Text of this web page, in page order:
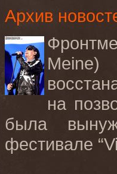
Архив
на
была
фестивале